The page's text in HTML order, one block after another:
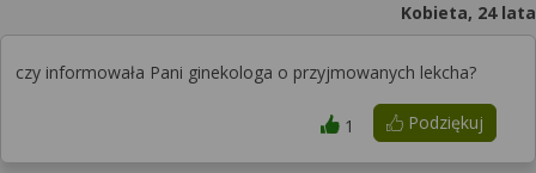
Kobieta, 24 lata
czy informowała Pani ginekologa o przyjmowanych lekcha?
Podziękuj
1